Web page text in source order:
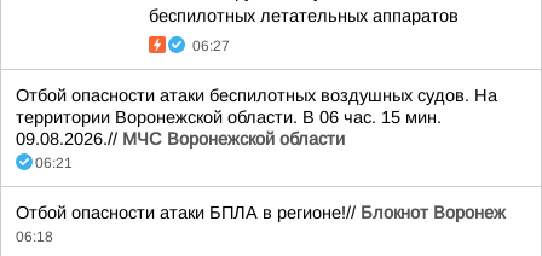
беспилотных летательных аппаратов
06:27
Отбой опасности атаки беспилотных воздушных судов. На
территории Воронежской области. В 06 час. 15 мин.
09.08.2026.// МЧС Воронежской области
06:21
Отбой опасности атаки БПЛА в регионе!// Блокнот Воронеж
06:18